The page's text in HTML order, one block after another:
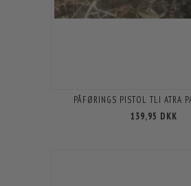
PÅFØRINGS PISTOL TLI ATRA
139,95 DKK